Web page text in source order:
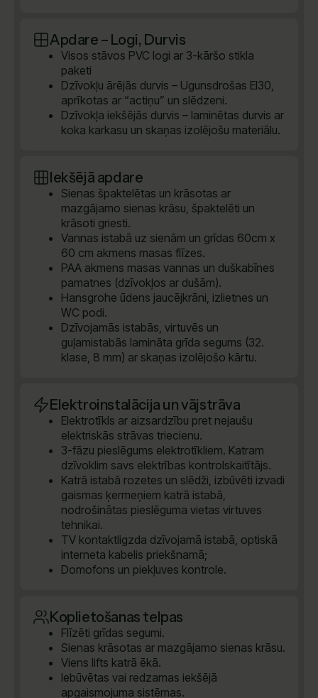
Apdare – Logi, Durvis
Visos stāvos PVC logi ar 3-kāršo stikla
paketi
Dzīvokļu ārējās durvis – Ugunsdrošas EI30,
aprīkotas ar “actiņu” un slēdzeni.
Dzīvokļa iekšējās durvis – laminētas durvis ar
koka karkasu un skaņas izolējošu materiālu.
Iekšējā apdare
Sienas špaktelētas un krāsotas ar
mazgājamo sienas krāsu, špaktelēti un
krāsoti griesti.
Vannas istabā uz sienām un grīdas 60cm x
60 cm akmens masas flīzes.
PAA akmens masas vannas un duškabīnes
pamatnes (dzīvokļos ar dušām).
Hansgrohe ūdens jaucējkrāni, izlietnes un
WC podi.
Dzīvojamās istabās, virtuvēs un
guļamistabās lamināta grīda segums (32.
klase, 8 mm) ar skaņas izolējošo kārtu.
Elektroinstalācija un vājstrāva
Elektrotīkls ar aizsardzību pret nejaušu
elektriskās strāvas triecienu.
3-fāzu pieslēgums elektrotīkliem. Katram
dzīvoklim savs elektrības kontrolskaitītājs.
Katrā istabā rozetes un slēdži, izbūvēti izvadi
gaismas ķermeņiem katrā istabā,
nodrošinātas pieslēguma vietas virtuves
tehnikai.
TV kontaktligzda dzīvojamā istabā, optiskā
interneta kabelis priekšnamā;
Domofons un piekļuves kontrole.
Koplietošanas telpas
Flīzēti grīdas segumi.
Sienas krāsotas ar mazgājamo sienas krāsu.
Viens lifts katrā ēkā.
Iebūvētas vai redzamas iekšējā
apgaismojuma sistēmas.